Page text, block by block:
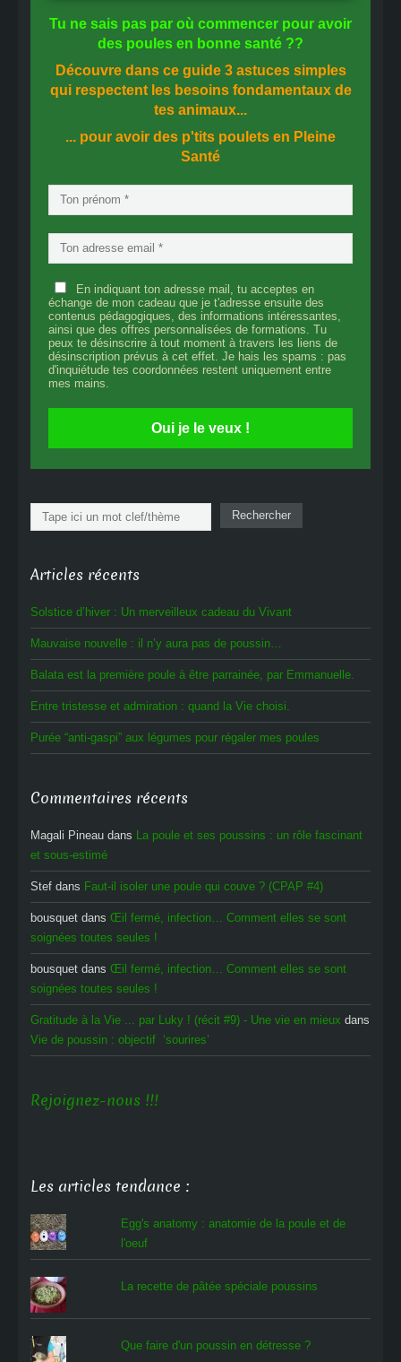
Tu ne sais pas par où commencer pour avoir
des poules en bonne santé ??
Découvre dans ce guide 3 astuces simples
qui respectent les besoins fondamentaux de
tes animaux...
... pour avoir des p'tits poulets en Pleine
Santé
En indiquant ton adresse mail, tu acceptes en
échange de mon cadeau que je t'adresse ensuite des
contenus pédagogiques, des informations intéressantes,
ainsi que des offres personnalisées de formations. Tu
peux te désinscrire à tout moment à travers les liens de
désinscription prévus à cet effet. Je hais les spams : pas
d'inquiétude tes coordonnées restent uniquement entre
mes mains.
Oui je le veux !
Rechercher Rechercher
Articles récents
Solstice d’hiver : Un merveilleux cadeau du Vivant
Mauvaise nouvelle : il n’y aura pas de poussin…
Balata est la première poule à être parrainée, par Emmanuelle.
Entre tristesse et admiration : quand la Vie choisi.
Purée “anti-gaspi” aux légumes pour régaler mes poules
Commentaires récents
Magali Pineau dans La poule et ses poussins : un rôle fascinant
et sous-estimé
Stef dans Faut-il isoler une poule qui couve ? (CPAP #4)
bousquet dans Œil fermé, infection… Comment elles se sont
soignées toutes seules !
bousquet dans Œil fermé, infection… Comment elles se sont
soignées toutes seules !
Gratitude à la Vie ... par Luky ! (récit #9) - Une vie en mieux dans
Vie de poussin : objectif ‘sourires’
Rejoignez-nous !!!
Les articles tendance :
Egg's anatomy : anatomie de la poule et de
l'oeuf
La recette de pâtée spéciale poussins
Que faire d'un poussin en détresse ?